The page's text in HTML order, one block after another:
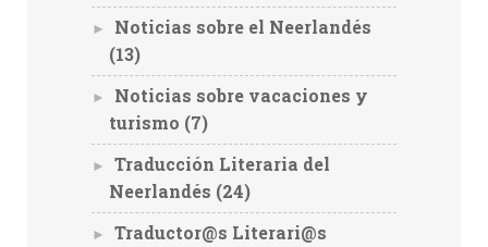
►
Noticias sobre el Neerlandés
(13)
►
Noticias sobre vacaciones y
turismo (7)
►
Traducción Literaria del
Neerlandés (24)
►
Traductor@s Literari@s